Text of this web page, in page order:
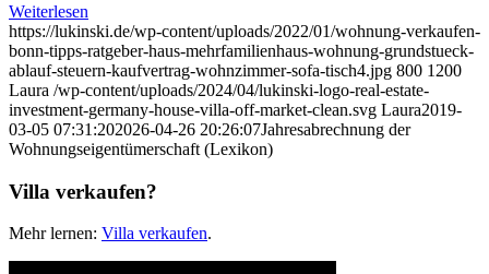
Weiterlesen
https://lukinski.de/wp-content/uploads/2022/01/wohnung-verkaufen-
bonn-tipps-ratgeber-haus-mehrfamilienhaus-wohnung-grundstueck-
ablauf-steuern-kaufvertrag-wohnzimmer-sofa-tisch4.jpg 800 1200
Laura /wp-content/uploads/2024/04/lukinski-logo-real-estate-
investment-germany-house-villa-off-market-clean.svg Laura2019-
03-05 07:31:202026-04-26 20:26:07Jahresabrechnung der
Wohnungseigentümerschaft (Lexikon)
Villa verkaufen?
Mehr lernen: Villa verkaufen.